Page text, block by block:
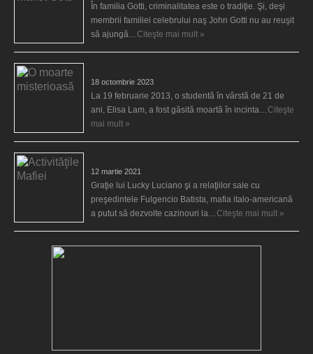
În familia Gotti, criminalitatea este o tradiţie. Şi, deşi
membrii familiei celebrului naş John Gotti nu au reuşit
să ajungă… Citeşte mai mult »
18 octombrie 2023
La 19 februarie 2013, o studentă în vârstă de 21 de
ani, Elisa Lam, a fost găsită moartă în incinta… Citeşte
mai mult »
12 martie 2021
Graţie lui Lucky Luciano şi a relaţiilor sale cu
preşedintele Fulgencio Batista, mafia italo-americană
a putut să dezvolte cazinouri la… Citeşte mai mult »